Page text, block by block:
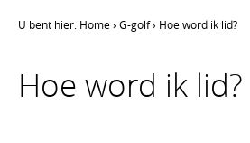
U bent hier: Home› G-golf› Hoe word ik lid?
Hoe word ik lid?